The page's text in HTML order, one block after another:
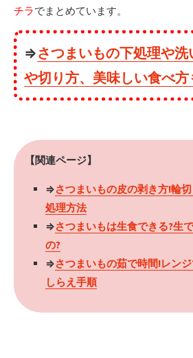
チラでまとめています。
⇒さつまいもの下処理や洗
や切り方、美味しい食べ方
【関連ページ】
⇒さつまいもの皮の剥き方!輪
処理方法
⇒さつまいもは生食できる?生
の?
⇒さつまいもの茹で時間!レン
しらえ手順